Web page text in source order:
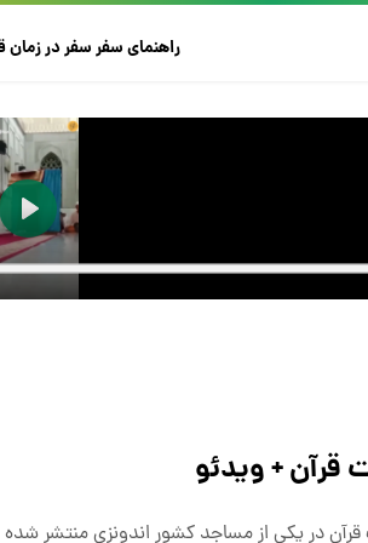
راهنمای سفرسفر در زمان
قرآن + ویدئو
در یکی از مساجد کشور اندونزی منتشر